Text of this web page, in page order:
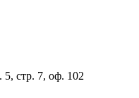
стр. 7, оф. 102